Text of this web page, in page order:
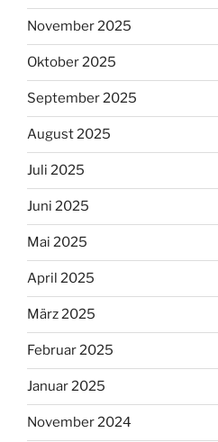
November 2025
Oktober 2025
September 2025
August 2025
Juli 2025
Juni 2025
Mai 2025
April 2025
März 2025
Februar 2025
Januar 2025
November 2024